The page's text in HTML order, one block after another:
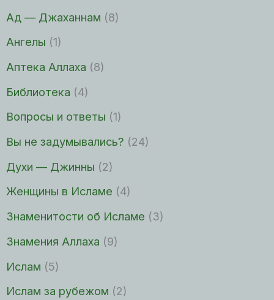
Ад — Джаханнам (8)
Ангелы (1)
Аптека Аллаха (8)
Библиотека (4)
Вопросы и ответы (1)
Вы не задумывались? (24)
Духи — Джинны (2)
Женщины в Исламе (4)
Знаменитости об Исламе (3)
Знамения Аллаха (9)
Ислам (5)
Ислам за рубежом (2)